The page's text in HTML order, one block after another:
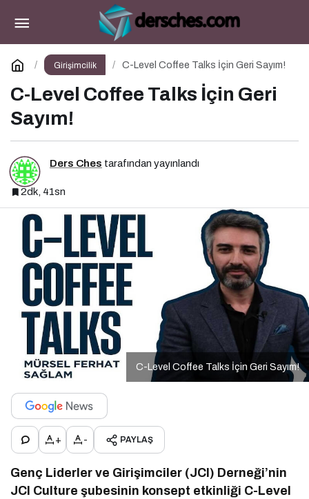
Girişimcilik C-Level Coffee Talks İçin Geri Sayım!
C-Level Coffee Talks İçin Geri
Sayım!
Ders Ches tarafından yayınlandı
2dk, 41sn
C-Level Coffee Talks İçin Geri Sayım!
+ - PAYLAŞ
Genç Liderler ve Girişimciler (JCI) Derneği’nin
JCI Culture şubesinin konsept etkinliği C-Level
SAP Executive Exchange for CX
Yorum Yap